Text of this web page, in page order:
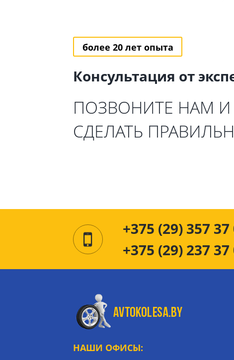
более 20 лет опыта
Консультация от
ПОЗВОНИТЕ НАМ
СДЕЛАТЬ
+375 (29) 357 37
+375 (29) 237 37
НАШИ ОФИСЫ: